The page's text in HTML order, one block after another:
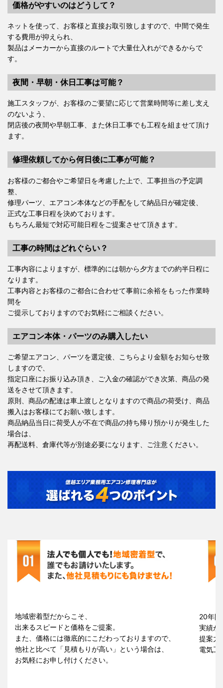
価格がやすいのはどうして？
ネットを使って、お客様と直接お取引致しますので、中間で発生
する費用が抑えられ、
製品はメーカーから直接のルートで大量仕入れができるからで
す。
夜間・早朝・休日工事は可能？
施工スタッフが、お客様のご要望に応じて営業時間等に差し支え
のないよう、
閉店後の夜間や早朝工事、また休日工事でも工程を組ませて頂け
ます。
修理依頼してから何日後に工事が可能？
お客様のご都合やご希望日を考慮した上で、工事担当の予定調
整、
修理パーツ、エアコン本体などの手配をして納品日が確定後、
正式な工事日程を決めております。
もちろん最短で対応可能日程をご提案させて頂きます。
工事の時間はどれぐらい？
工事内容によりますが、標準的には朝から夕方までの約半日程に
なります。
工事内容とお客様のご都合に合わせて事前に余裕をもった作業時
間を
ご提示しておりますのでお気軽にご相談ください。
エアコン本体・パーツのみ購入したい
ご希望エアコン、パーツを選定後、こちらより金額をお知らせ致
しますので、
指定口座にお振り込み頂き、ご入金の確認ができ次第、商品の発
送をさせて頂きます。
原則、商品の配達は車上渡しとなりますので商品の荷受け、商品
搬入はお客様にてお願い致します。
商品納品当日に荷受人が不在で商品の持ち帰り預かりが発生した
場合は、
再配送料、倉庫代等が別途必要になります、ご注意ください。
地域密着型だからこそ、
出来るスピードと価格をご提案。
また、価格には徹底的にこだわっておりますので、
他社と比べて「見積もりが高い」という場合は、
お気軽にお申し付けください。
20年
実績が
提案力
電気工